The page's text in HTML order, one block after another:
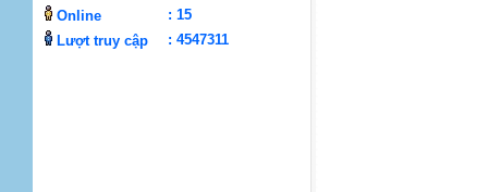
Nguồn gốc ngày Quốc tế phụ nữ 8/3
Nguồn gốc Ngày của Mẹ
Online
: 15
Lượt truy cập
: 4547311